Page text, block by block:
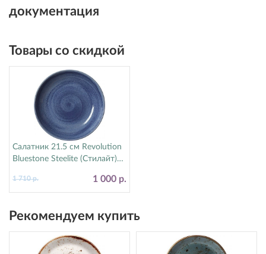
документация
Товары со скидкой
Салатник 21.5 см Revolution
Bluestone Steelite (Стилайт)
1 000 р.
1 710 р.
Рекомендуем купить